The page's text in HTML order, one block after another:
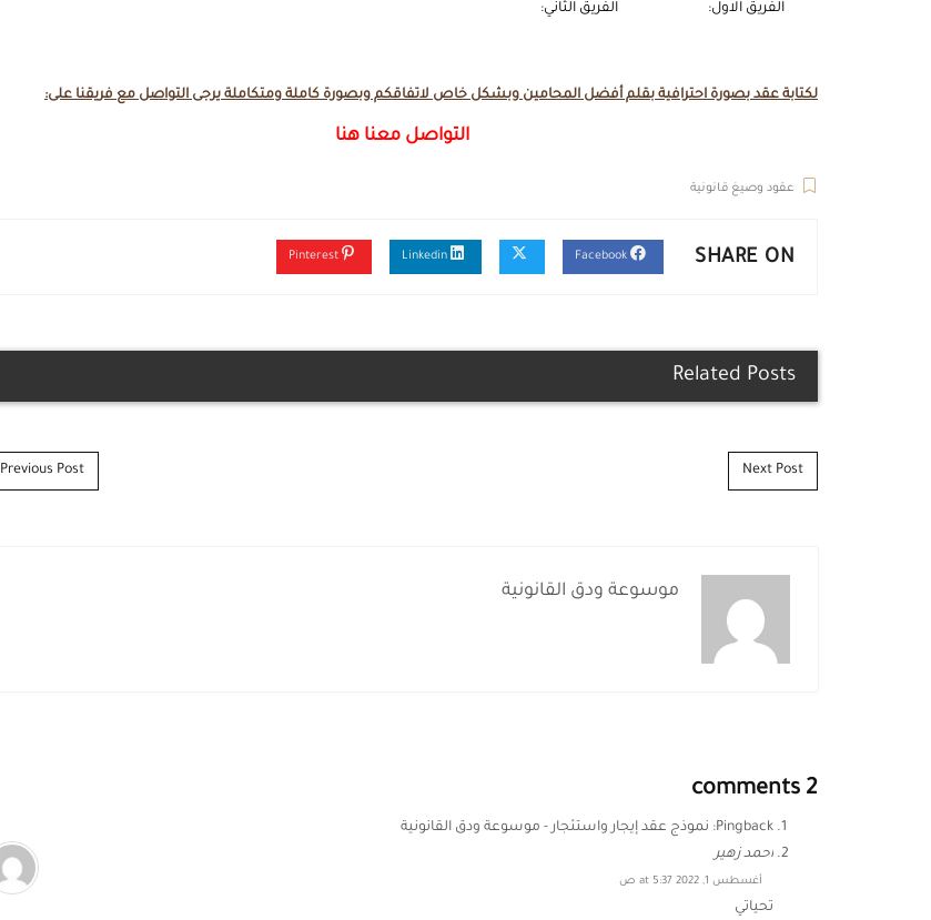
الفريق الاول: الفريق الثاني:
لكتابة عقد بصورة احترافية بقلم أفضل المحامين وبشكل خاص لاتفاقكم وبصورة كاملة ومتكاملة يرجى التواصل مع فريقنا على:
التواصل معنا هنا
عقود وصيغ قانونية
SHARE ON
Related Posts
Post navigation
Previous Post Next Post
موسوعة ودق القانونية
2 comments
Pingback: نموذج عقد إيجار واستئجار - موسوعة ودق القانونية
احمد زهير
أغسطس 1, 2022 at 5:37 ص
تحياتي